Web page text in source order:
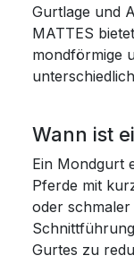
Gurtlage und
MATTES
mondförmige
Wann ist
Ein Mondgurt
Pferde mit
oder
Gurtes zu